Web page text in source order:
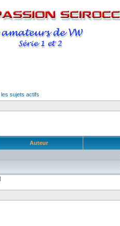
sujets actifs
Auteur